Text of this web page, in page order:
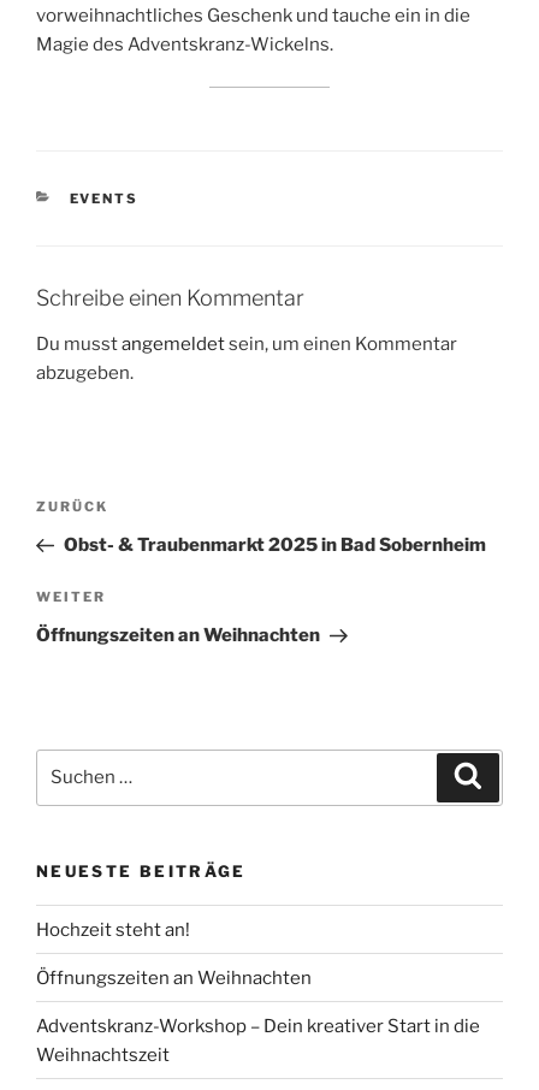
vorweihnachtliches Geschenk und tauche ein in die
Magie des Adventskranz-Wickelns.
KATEGORIEN
EVENTS
Schreibe einen Kommentar
Du musstangemeldetsein, um einen Kommentar
abzugeben.
Beitragsnavigation
Vorheriger
Beitrag
ZURÜCK
Obst- & Traubenmarkt 2025 in Bad Sobernheim
Nächster
Beitrag
WEITER
Öffnungszeiten an Weihnachten
nach:
NEUESTE BEITRÄGE
Hochzeit steht an!
Öffnungszeiten an Weihnachten
Adventskranz-Workshop – Dein kreativer Start in die
Weihnachtszeit